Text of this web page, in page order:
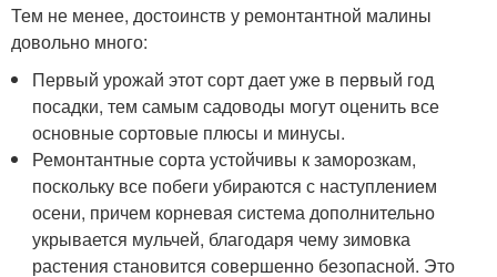
Тем не менее, достоинств у ремонтантной малины
довольно много:
Первый урожай этот сорт дает уже в первый год
посадки, тем самым садоводы могут оценить все
основные сортовые плюсы и минусы.
Ремонтантные сорта устойчивы к заморозкам,
поскольку все побеги убираются с наступлением
осени, причем корневая система дополнительно
укрывается мульчей, благодаря чему зимовка
растения становится совершенно безопасной. Это